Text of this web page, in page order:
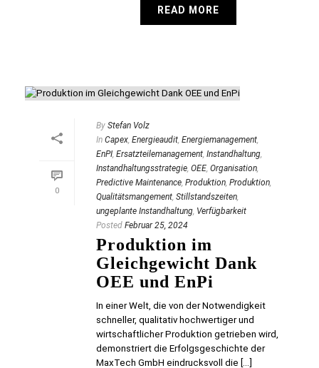
READ MORE
0
By Stefan Volz
In Capex, Energieaudit, Energiemanagement,
EnPI, Ersatzteilemanagement, Instandhaltung,
Instandhaltungsstrategie, OEE, Organisation,
Predictive Maintenance, Produktion, Produktion,
Qualitätsmangement, Stillstandszeiten,
ungeplante Instandhaltung, Verfügbarkeit
Posted Februar 25, 2024
Produktion im
Gleichgewicht Dank
OEE und EnPi
In einer Welt, die von der Notwendigkeit
schneller, qualitativ hochwertiger und
wirtschaftlicher Produktion getrieben wird,
demonstriert die Erfolgsgeschichte der
MaxTech GmbH eindrucksvoll die [...]